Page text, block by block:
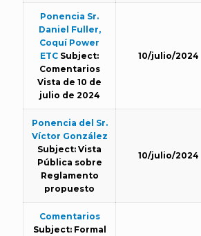
Ponencia Sr.
Daniel Fuller,
Coquí Power
ETC Subject:
Comentarios
Vista de 10 de
julio de 2024
10/julio/2024
Ponencia del Sr.
Víctor González
Subject: Vista
Pública sobre
Reglamento
propuesto
10/julio/2024
Comentarios
Subject: Formal